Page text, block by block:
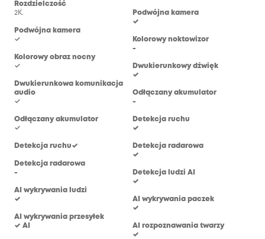
Rozdzielczość
2K.
Podwójna kamera
✓
Kolorowy obraz nocny
✓
Dwukierunkowa komunikacja
audio
✓
Odłączany akumulator
✓
Detekcja ruchu✓
Detekcja radarowa
-
AI wykrywania ludzi
✓
AI wykrywania przesyłek
✓ AI
Podwójna kamera
✓
Kolorowy noktowizor
-
Dwukierunkowy dźwięk
✓
Odłączany akumulator
-
Detekcja ruchu
✓
Detekcja radarowa
✓
Detekcja ludzi AI
✓
AI wykrywania paczek
✓
AI rozpoznawania twarzy
✓